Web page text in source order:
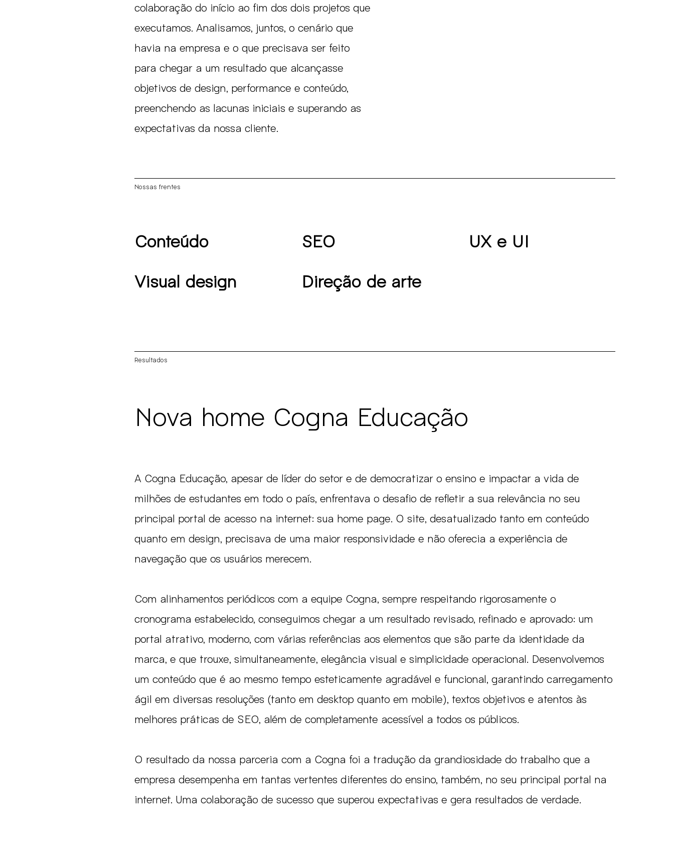
colaboração do início ao fim dos dois projetos que
executamos. Analisamos, juntos, o cenário que
havia na empresa e o que precisava ser feito
para chegar a um resultado que alcançasse
objetivos de design, performance e conteúdo,
preenchendo as lacunas iniciais e superando as
expectativas da nossa cliente.
Nossas frentes
Conteúdo SEO
UX e UI
Visual design
Direção de arte
Resultados
Nova home Cogna Educação
A Cogna Educação, apesar de líder do setor e de democratizar o ensino e impactar a vida de
milhões de estudantes em todo o país, enfrentava o desafio de refletir a sua relevância no seu
principal portal de acesso na internet: sua home page. O site, desatualizado tanto em conteúdo
quanto em design, precisava de uma maior responsividade e não oferecia a experiência de
navegação que os usuários merecem.
Com alinhamentos periódicos com a equipe Cogna, sempre respeitando rigorosamente o
cronograma estabelecido, conseguimos chegar a um resultado revisado, refinado e aprovado: um
portal atrativo, moderno, com várias referências aos elementos que são parte da identidade da
marca, e que trouxe, simultaneamente, elegância visual e simplicidade operacional. Desenvolvemos
um conteúdo que é ao mesmo tempo esteticamente agradável e funcional, garantindo carregamento
ágil em diversas resoluções (tanto em desktop quanto em mobile), textos objetivos e atentos às
melhores práticas de SEO, além de completamente acessível a todos os públicos.
O resultado da nossa parceria com a Cogna foi a tradução da grandiosidade do trabalho que a
empresa desempenha em tantas vertentes diferentes do ensino, também, no seu principal portal na
internet. Uma colaboração de sucesso que superou expectativas e gera resultados de verdade.